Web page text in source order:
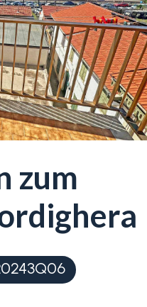
zum